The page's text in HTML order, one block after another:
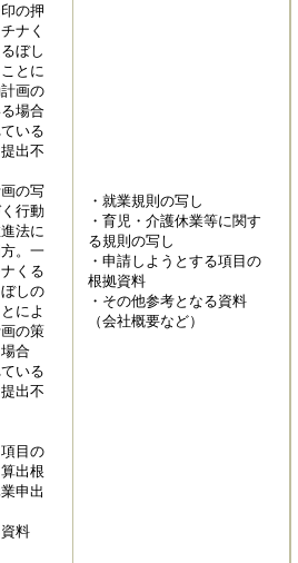
の押
ナく
ぼし
とに
画の
場合
いる
出不
の写
行動
法に
。一
くる
しの
によ
の策
合
いる
出不
目の
出根
申出
料
・就業規則の写し
・育児・介護休業等に関す
る規則の写し
・申請しようとする項目の
根拠資料
・その他参考となる資料
（会社概要など）